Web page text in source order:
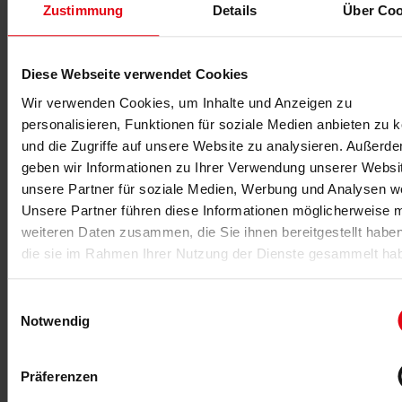
Zustimmung Details Über
Diese Webseite verwendet Cookies
Wir verwenden Cookies, um Inhalte und Anzeigen zu
personalisieren, Funktionen für soziale Medien anbieten zu
und die Zugriffe auf unsere Website zu analysieren.
geben wir Informationen zu Ihrer Verwendung unserer
unsere Partner für soziale Medien, Werbung und Analysen
Unsere Partner führen diese Informationen möglicherweise
weiteren Daten zusammen, die Sie ihnen bereitgestellt
die sie im Rahmen Ihrer Nutzung der Dienste gesammelt
Notwendig
Präferenzen
Neu-
zu
Stammkunden
Wie
gewonnen
zerronnen:
Neujahrs-
Euphorie
vorbei,
muss nicht
Praxis-Tipps
Werkzeuge
eines
Spitzenverkäufers
der
Fitnessbranche
Es kann so
einfach
sein,
gesteckte
Tages-,